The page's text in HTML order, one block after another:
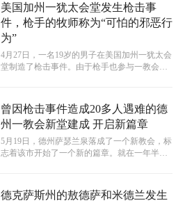
美国加州一犹太会堂发生枪击事
件，枪手的牧师称为“可怕的邪恶行
为”
4月27日，一名19岁的男子在美国加州一犹太会
堂制造了枪击事件。由于枪手也参与一教会的
曾因枪击事件造成20多人遇难的德
州一教会新堂建成 开启新篇章
5月19日，德州萨瑟兰泉落成了一个新教会，标
志着该市开始了一个新的篇章。就在一年半之
德克萨斯州的敖德萨和米德兰发生